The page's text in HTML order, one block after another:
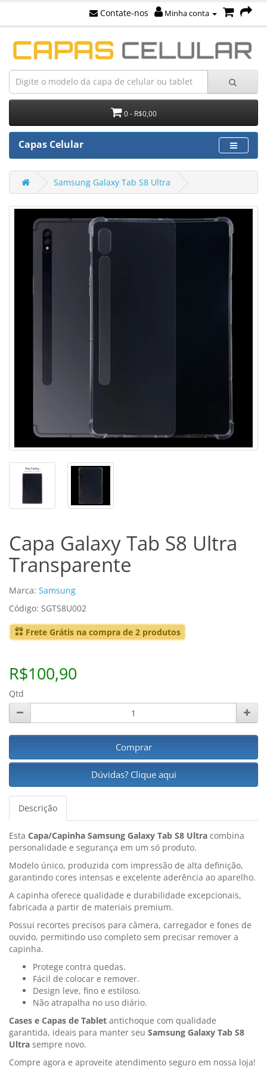
Contate-nos Minha conta
0 - R$0,00
Capas Celular
Samsung Galaxy Tab S8 Ultra
Capa Galaxy Tab S8 Ultra
Transparente
Marca: Samsung
Código: SGTS8U002
Frete Grátis na compra de 2 produtos
R$100,90
Qtd
Comprar
Dúvidas? Clique aqui
Descrição
Esta Capa/Capinha Samsung Galaxy Tab S8 Ultra combina
personalidade e segurança em um só produto.
Modelo único, produzida com impressão de alta definição,
garantindo cores intensas e excelente aderência ao aparelho.
A capinha oferece qualidade e durabilidade excepcionais,
fabricada a partir de materiais premium.
Possui recortes precisos para câmera, carregador e fones de
ouvido, permitindo uso completo sem precisar remover a
capinha.
Protege contra quedas.
Fácil de colocar e remover.
Design leve, fino e estiloso.
Não atrapalha no uso diário.
Cases e Capas de Tablet antichoque com qualidade
garantida, ideais para manter seu Samsung Galaxy Tab S8
Ultra sempre novo.
Compre agora e aproveite atendimento seguro em nossa loja!